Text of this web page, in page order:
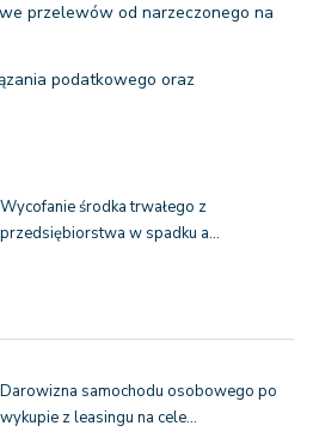
przelewów od narzeczonego na
podatkowego oraz
Wycofanie środka trwałego z
przedsiębiorstwa w spadku a…
Darowizna samochodu osobowego po
wykupie z leasingu na cele…